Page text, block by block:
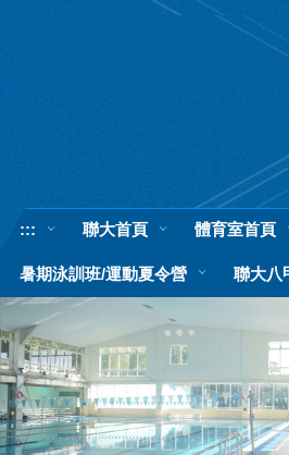
::: 聯大首頁 體育室首頁
暑期泳訓班/運動夏令營 聯大八